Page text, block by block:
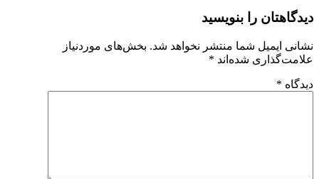
دیدگاهتان را بنویسید
نشانی ایمیل شما منتشر نخواهد شد. بخش‌های موردنیاز
علامت‌گذاری شده‌اند *
دیدگاه *